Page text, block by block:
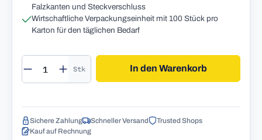
Falzkanten und Steckverschluss
Wirtschaftliche Verpackungseinheit mit 100 Stück pro
Karton für den täglichen Bedarf
Produkt Anzahl: Gib den gewünschten
Stk In den Warenkorb
Sichere Zahlung Schneller Versand
Trusted Shops
Kauf auf Rechnung